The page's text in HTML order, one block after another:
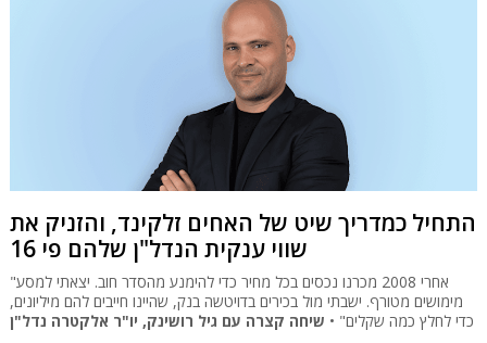
התחיל כמדריך שיט של האחים זלקינד, והזניק את
שווי ענקית הנדל"ן שלהם פי 16
"אחרי 2008 מכרנו נכסים בכל מחיר כדי להימנע מהסדר חוב. יצאתי למסע
מימושים מטורף. ישבתי מול בכירים בדויטשה בנק, שהיינו חייבים להם מיליונים,
כדי לחלץ כמה שקלים" • שיחה קצרה עם גיל רושינק, יו"ר אלקטרה נדל"ן